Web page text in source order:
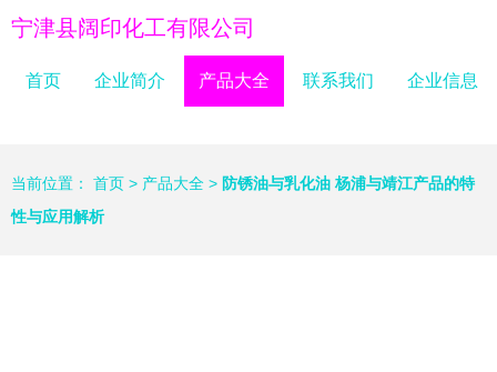
宁津县阔印化工有限公司
首页 企业简介 产品大全 联系我们 企业信息
当前位置： 首页 > 产品大全 > 防锈油与乳化油 杨浦与靖江产品的特
性与应用解析